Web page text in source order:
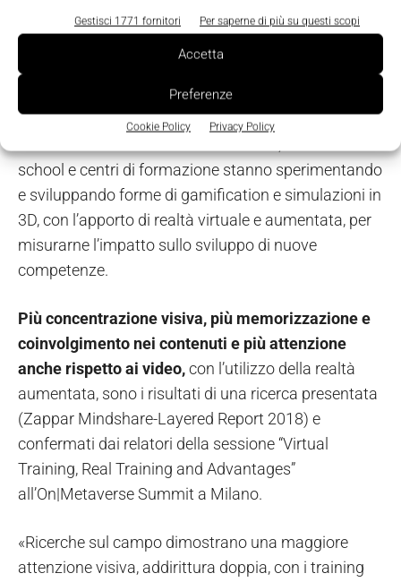
Gestisci 1771 fornitori Per saperne di più su questi scopi
Accetta
Preferenze
Cookie Policy Privacy Policy
Il futuro della formazione con
realtà virtuale e aumentata
Sarà più efficace la formazione, sfruttando la realtà
school e centri di formazione stanno sperimentando
e sviluppando forme di gamification e simulazioni in
3D, con l’apporto di realtà virtuale e aumentata, per
misurarne l’impatto sullo sviluppo di nuove
competenze.
Più concentrazione visiva, più memorizzazione e
coinvolgimento nei contenuti e più attenzione
anche rispetto ai video,con l’utilizzo della realtà
aumentata, sono i risultati di una ricerca presentata
(Zappar Mindshare-Layered Report 2018) e
confermati dai relatori della sessione “Virtual
Training, Real Training and Advantages”
all’On|Metaverse Summit a Milano.
«Ricerche sul campo dimostrano una maggiore
attenzione visiva, addirittura doppia, con i training